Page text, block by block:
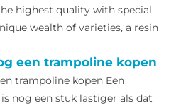
highest quality with special
wealth of varieties, a resin
een trampoline kopen
trampoline kopen Een
nog een stuk lastiger als dat